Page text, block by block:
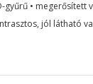
• megerősített
jól látható